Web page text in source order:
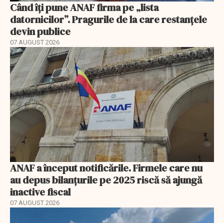
Când îți pune ANAF firma pe „lista
datornicilor”. Pragurile de la care restanțele
devin publice
07 AUGUST 2026
ANAF a început notificările. Firmele care nu
au depus bilanțurile pe 2025 riscă să ajungă
inactive fiscal
07 AUGUST 2026